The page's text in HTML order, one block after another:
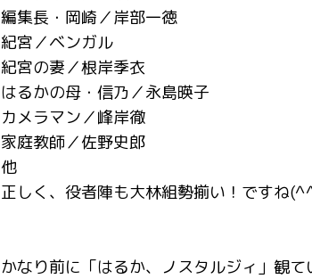
編集長・岡崎／岸部一徳
紀宮／ベンガル
紀宮の妻／根岸季衣
はるかの母・信乃／永島暎子
カメラマン／峰岸徹
家庭教師／佐野史郎
他
正しく、役者陣も大林組勢揃い！ですね
かなり前に「はるか、ノスタルジィ」観て